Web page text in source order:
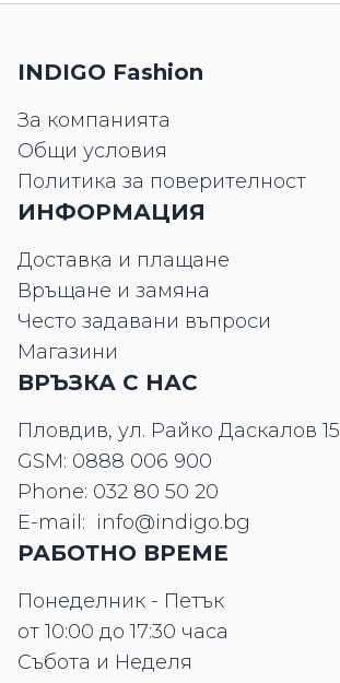
INDIGO Fashion
За компанията
Общи условия
Политика за поверителност
ИНФОРМАЦИЯ
Доставка и плащане
Връщане и замяна
Често задавани въпроси
Магазини
ВРЪЗКА С НАС
Пловдив, ул. Райко Даскалов 15
GSM: 0888 006 900
Phone: 032 80 50 20
E-mail: info@indigo.bg
РАБОТНО ВРЕМЕ
Понеделник - Петък
от 10:00 до 17:30 часа
Събота и Неделя